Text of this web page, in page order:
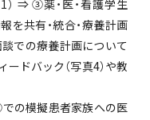
⇒ ③薬・医・看護学生
を共有・統合・療養計画
での療養計画について
ードバック（写真4）や教
の模擬患者家族への医